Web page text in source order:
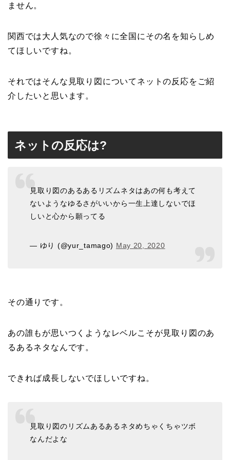
ません。
関西では大人気なので徐々に全国にその名を知らしめ
てほしいですね。
それではそんな見取り図についてネットの反応をご紹
介したいと思います。
ネットの反応は?
見取り図のあるあるリズムネタはあの何も考えて
ないようなゆるさがいいから一生上達しないでほ
しいと心から願ってる
— ゆり (@yur_tamago) May 20, 2020
その通りです。
あの誰もが思いつくようなレベルこそが見取り図のあ
るあるネタなんです。
できれば成長しないでほしいですね。
見取り図のリズムあるあるネタめちゃくちゃツボ
なんだよな